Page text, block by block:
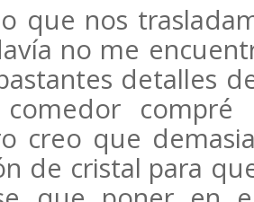
que nos
no me
detalles
compré
creo que
de cristal para